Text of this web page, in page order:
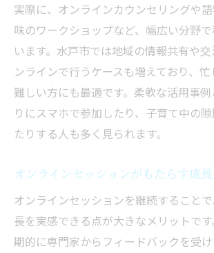
実際に、オンラインカウンセリングや
味のワークショップなど、幅広い分野
います。水戸市では地域の情報共有や
ンラインで行うケースも増えており、
難しい方にも最適です。柔軟な活用事
りにスマホで参加したり、子育て中の
たりする人も多く見られます。
オンラインセッションがもたらす成
オンラインセッションを継続すること
長を実感できる点が大きなメリットで
期的に専門家からフィードバックを受